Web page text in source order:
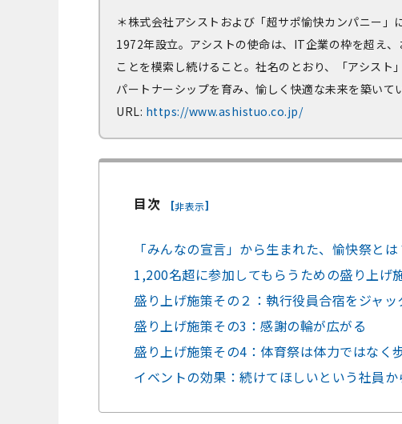
＊株式会社アシストおよび「超サポ愉快カンパニー」
1972年設立。アシストの使命は、IT企業の枠を超え
ことを模索し続けること。社名のとおり、「アシス
パートナーシップを育み、愉しく快適な未来を築いて
URL: https://www.ashistuo.co.jp/
目次 [非表示]
「みんなの宣言」から生まれた、愉快祭とは
1,200名超に参加してもらうための盛り上げ
盛り上げ施策その２：執行役員合宿をジャ
盛り上げ施策その3：感謝の輪が広がる
盛り上げ施策その4：体育祭は体力ではなく
イベントの効果：続けてほしいという社員